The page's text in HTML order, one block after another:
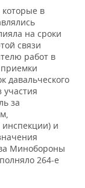
в
на сроки
связи
работ в
давальческого
за
и
Минобороны
264-е